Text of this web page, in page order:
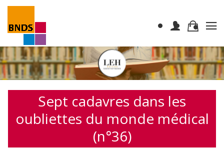
Sept cadavres dans les
oubliettes du monde médical
(n°36)